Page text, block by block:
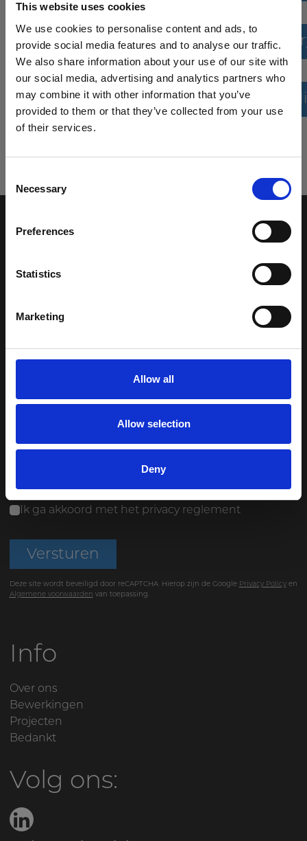
This website uses cookies
We use cookies to personalise content and ads, to
provide social media features and to analyse our traffic.
We also share information about your use of our site with
our social media, advertising and analytics partners who
may combine it with other information that you’ve
provided to them or that they’ve collected from your use
of their services.
Selection
Necessary
Preferences
Statistics
Marketing
Allow all
Allow selection
Deny
General conditions of sale and
Conditions générales de vente et de
Ik ga akkoord met het privacy reglement
Versturen
Deze site wordt beveiligd door reCAPTCHA. Hierop zijn de Google Privacy Policyen
Algemene voorwaarden van toepassing.
Info
Over ons
Bewerkingen
Projecten
Bedankt
Volg ons: